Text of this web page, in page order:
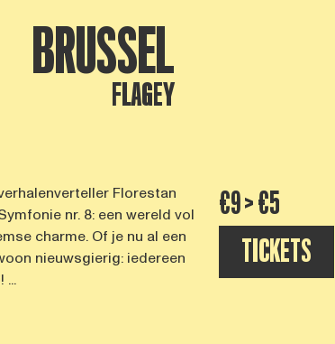
BRUSSEL
FLAGEY
Florestan
nr. 8: een wereld vol
charme. Of je nu al een
nieuwsgierig: iedereen
...
€9 > €5
TICKETS